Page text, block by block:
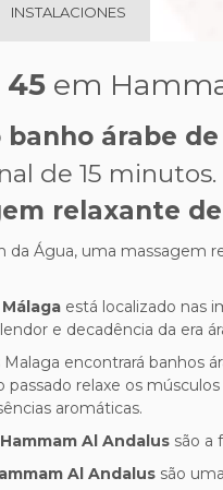
INSTALACIONES
45 em
banho árabe
de 15 minutos.
relaxante
da Água, uma massagem
está localizado nas
e decadência da era
encontrará banhos
passado relaxe os músculos
aromáticas.
Al Andalus são a
Al Andalus são